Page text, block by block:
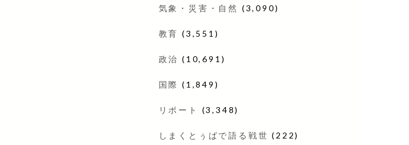
気象・災害・自然 (3,090)
教育 (3,551)
政治 (10,691)
国際 (1,849)
リポート (3,348)
しまくとぅばで語る戦世 (222)